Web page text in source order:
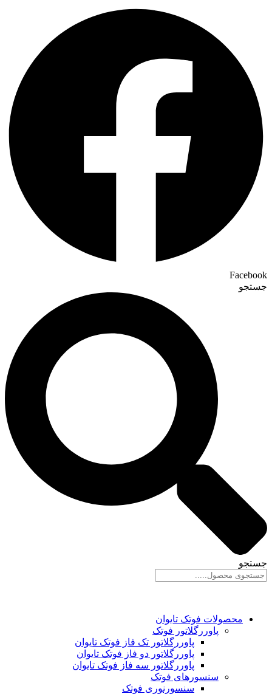
Facebook
جستجو
جستجو
محصولات فوتک تایوان
پاوررگلاتور فوتک
پاوررگلاتور تک فاز فوتک تایوان
پاوررگلاتور دو فاز فوتک تایوان
پاوررگلاتور سه فاز فوتک تایوان
سنسورهای فوتک
سنسورنوری فوتک